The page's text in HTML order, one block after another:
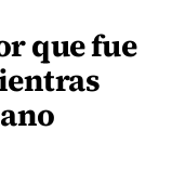
que fue